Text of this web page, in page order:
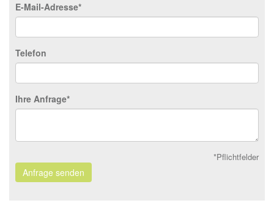
E-Mail-Adresse*
Telefon
Ihre Anfrage*
*Pflichtfelder
Anfrage senden